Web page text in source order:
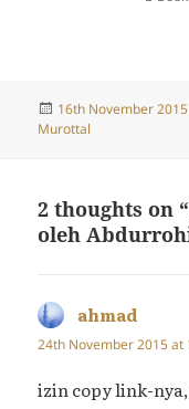
Posted
on
16th November 2015
Murottal
2 thoughts on
oleh
ahmad
24th November 2015 at
izin copy link-